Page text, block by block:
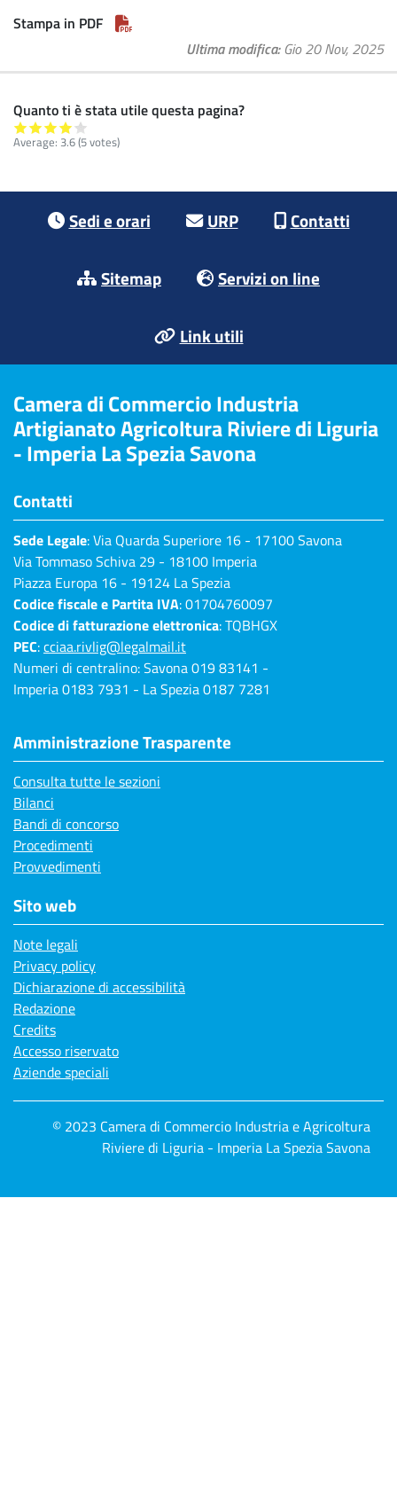
Stampa in PDF
Ultima modifica Gio 20 Nov, 2025
Quanto ti è stata utile questa pagina?
Average: 3.6(5 votes)
Sedi e orari URP Contatti
Sitemap Servizi on line
Link utili
Camera di Commercio Industria
Artigianato Agricoltura Riviere di Liguria
- Imperia La Spezia Savona
Contatti
Sede Legale: Via Quarda Superiore 16 - 17100 Savona
Via Tommaso Schiva 29 - 18100 Imperia
Piazza Europa 16 - 19124 La Spezia
Codice fiscale e Partita IVA: 01704760097
Codice di fatturazione elettronica: TQBHGX
PEC:cciaa.rivlig@legalmail.it
Numeri di centralino: Savona 019 83141 -
Imperia 0183 7931 - La Spezia 0187 7281
Amministrazione Trasparente
Consulta tutte le sezioni
Bilanci
Bandi di concorso
Procedimenti
Provvedimenti
Sito web
Note legali
Privacy policy
Dichiarazione di accessibilità
Redazione
Credits
Accesso riservato
Aziende speciali
© 2023 Camera di Commercio Industria e Agricoltura
Riviere di Liguria - Imperia La Spezia Savona